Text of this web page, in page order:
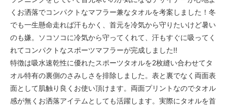
くお洒落でコンパクトなマフラー兼なタオルを考案しました！冬
でも一生懸命走れば汗もかく、首元を冷気から守りたいけど暑い
のも嫌。ソコソコに冷気から守ってくれて、汗もすぐに吸ってく
れてコンパクトなスポーツマフラーが完成しました!!
特徴は吸水速乾性に優れたスポーツタオルを2枚縫い合わせてタ
オル特有の裏側のさみしさを排除しました。表と裏でなく両面表
面として肌触り良くお使い頂けます。両面プリントなのでタオル
感が無くお洒落アイテムとしても活躍します。実際にタオルを首